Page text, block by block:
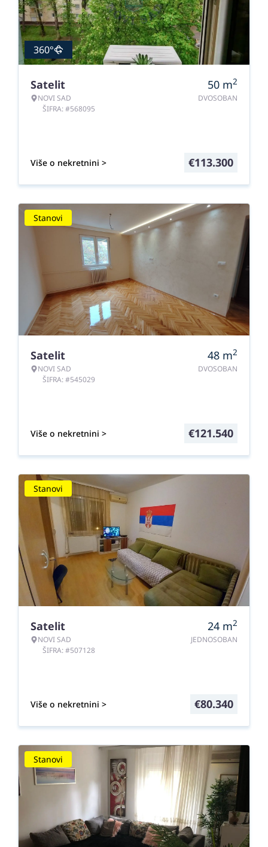
360°
Satelit
NOVI SAD
ŠIFRA: #568095
50 m2
DVOSOBAN
Više o nekretnini > €113.300
Stanovi
Satelit
NOVI SAD
ŠIFRA: #545029
48 m2
DVOSOBAN
Više o nekretnini > €121.540
Stanovi
Satelit
NOVI SAD
ŠIFRA: #507128
24 m2
JEDNOSOBAN
Više o nekretnini > €80.340
Stanovi